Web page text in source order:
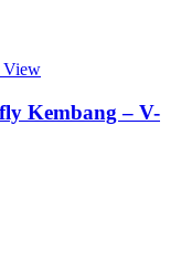
View
Kembang – V-